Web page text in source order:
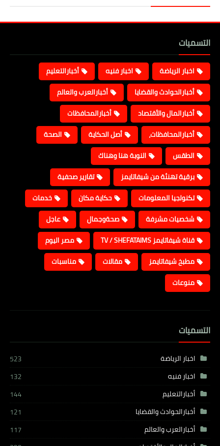
التسميات
اخبار الرياضة اخبار فنيه
أخبارالتعليم
أخبارالحوادث والقضايا
أخبارالعرب والعالم
أخبارالمال والأقتصاد
أخبارالمحافظات
أخبارالمحافظات،
أصل الحكاية
الصحة
الطقس
النوبة هنا وهناك
برقية تهنئة من شيفاتايمز
تقارير صحفية
تكنولجيا المعلومات
حكاية مكان
خدمات
شخصيات مشرفة
صحةوجمال
عاجل
قناة شيفاتايمز TV / SHEFATAIMS
مصر اليوم
مطبخ شيفاتايمز
مقالات
مناسبات
منوعات
التسميات
اخبار الرياضة
523
اخبار فنيه
132
أخبارالتعليم
144
أخبارالحوادث والقضايا
121
أخبارالعرب والعالم
117